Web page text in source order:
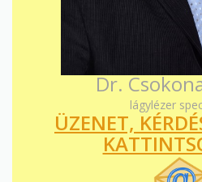
Dr.
lágylézer
ÜZENET,